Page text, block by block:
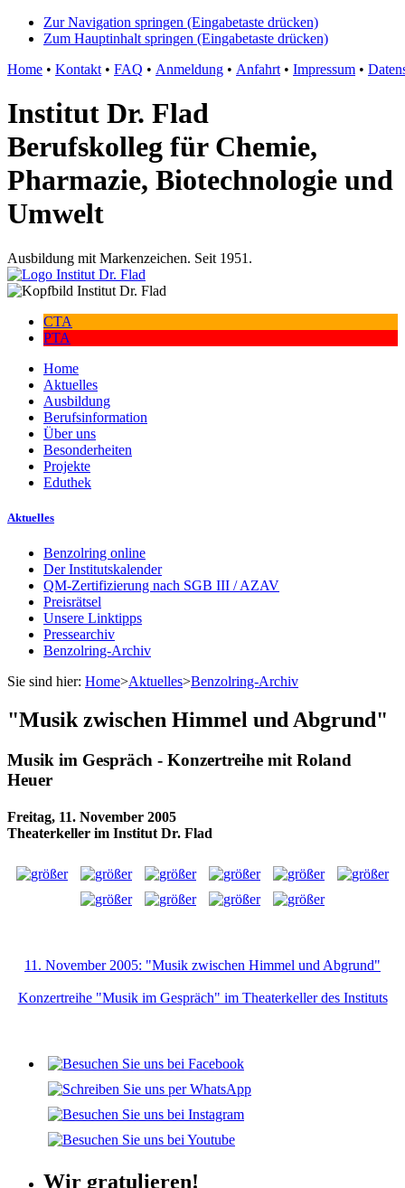
Zur Navigation springen (Eingabetaste drücken)
Zum Hauptinhalt springen (Eingabetaste drücken)
Home • Kontakt • FAQ • Anmeldung • Anfahrt • Impressum •
Institut Dr. Flad
Berufskolleg für Chemie,
Pharmazie, Biotechnologie und
Umwelt
Ausbildung mit Markenzeichen. Seit 1951.
CTA
PTA
Home
Aktuelles
Ausbildung
Berufsinformation
Über uns
Besonderheiten
Projekte
Eduthek
Aktuelles
Benzolring online
Der Institutskalender
QM-Zertifizierung nach SGB III / AZAV
Preisrätsel
Unsere Linktipps
Pressearchiv
Benzolring-Archiv
Sie sind hier: Home>Aktuelles>Benzolring-Archiv
"Musik zwischen Himmel und Abgrund"
Musik im Gespräch - Konzertreihe mit Roland
Heuer
Freitag, 11. November 2005
Theaterkeller im Institut Dr. Flad
11. November 2005: "Musik zwischen Himmel und Abgrund"
Konzertreihe "Musik im Gespräch" im Theaterkeller des Instituts
Wir gratulieren!